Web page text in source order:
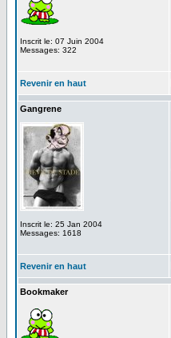
Inscrit le: 07 Juin 2004
Messages: 322
Revenir en haut
Gangrene
Inscrit le: 25 Jan 2004
Messages: 1618
Revenir en haut
Bookmaker